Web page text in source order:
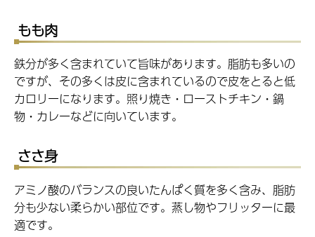
もも肉
鉄分が多く含まれていて旨味があります。脂肪も多いの
ですが、その多くは皮に含まれているので皮をとると低
カロリーになります。照り焼き・ローストチキン・鍋
物・カレーなどに向いています。
ささ身
アミノ酸のバランスの良いたんぱく質を多く含み、脂肪
分も少ない柔らかい部位です。蒸し物やフリッターに最
適です。